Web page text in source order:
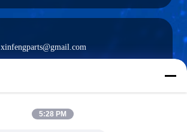
xinfengparts@gmail.com
0086-189-9844-3486
5:28 PM